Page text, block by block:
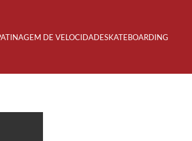
DE VELOCIDADESKATEBOARDING